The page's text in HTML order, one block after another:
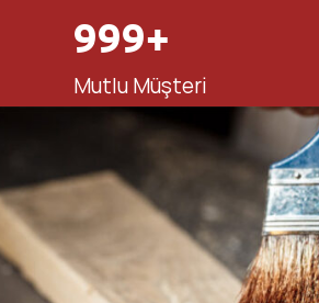
999+
Mutlu Müşteri